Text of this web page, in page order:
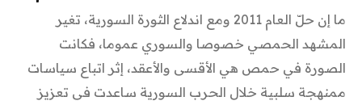
ما إن حلّ العام 2011 ومع اندلاع الثورة السورية، تغير
المشهد الحمصي خصوصا والسوري عموما، فكانت
الصورة في حمص هي الأقسى والأعقد، إثر اتباع سياسات
ممنهجة سلبية خلال الحرب السورية ساعدت في تعزيز